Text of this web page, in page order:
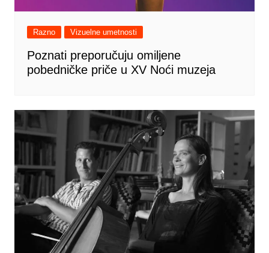
Razno Vizuelne umetnosti
Poznati preporučuju omiljene
pobedničke priče u XV Noći muzeja